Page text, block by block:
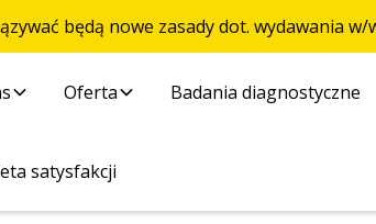
będą nowe zasady dot. wydawania
Oferta Badania diagnostyczne
satysfakcji